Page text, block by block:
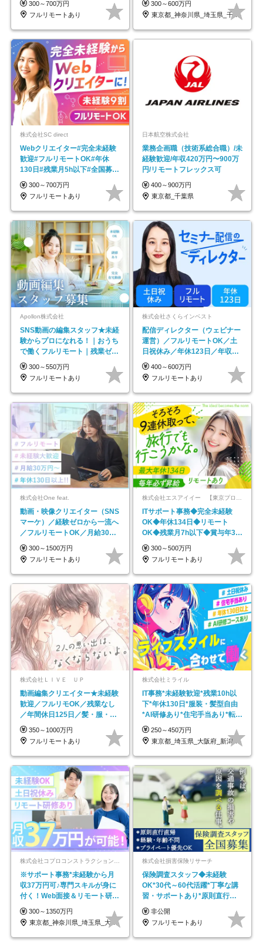
300～700万円
フルリモートあり
300～600万円
東京都_神奈川県_埼玉県_千葉県_大阪府…
株式会社SC direct
Webクリエイター#完全未経験
歓迎#フルリモートOK#年休
130日#残業月5h以下#全国募集
#最大1年の研修
300～700万円
フルリモートあり
日本航空株式会社
業務企画職（技術系総合職）/未
経験歓迎/年収420万円〜900万
円/リモートフレックス可
400～900万円
東京都_千葉県
Apollon株式会社
SNS動画の編集スタッフ★未経
験からプロになれる！｜おうち
で働くフルリモート｜残業ゼロ
で18時退勤◎
300～550万円
フルリモートあり
株式会社さくらインベスト
配信ディレクター（ウェビナー
運営）／フルリモートOK／土
日祝休み／年休123日／年収
600万円可
400～600万円
フルリモートあり
株式会社One feat.
動画・映像クリエイター（SNS
マーケ）／経験ゼロから一流へ
／フルリモートOK／月給30万
円～／年休130日以上
300～1500万円
フルリモートあり
ITサポート事務◆完全未経験
OK◆年休134日◆リモート
OK◆残業月7h以下◆賞与年3回
◆5年目まで必ず昇給
300～500万円
フルリモートあり
株式会社ＬＩＶＥ ＵＰ
動画編集クリエイター★未経験
歓迎／フルリモOK／残業なし
／年間休日125日／髪・服・ネ
イル自由／研修充実で安心
350～1000万円
フルリモートあり
株式会社ミライル
IT事務*未経験歓迎*残業10h以
下*年休130日*服装・髪型自由
*AI研修あり*住宅手当あり*転勤
なし
250～450万円
東京都_埼玉県_大阪府_新潟県_福岡県
※サポート事務*未経験から月
収37万円可♪専門スキルが身に
付く！Web面接＆リモート研修
も充実♪/a
300～1350万円
東京都_神奈川県_埼玉県_大阪府_愛知県…
株式会社損害保険リサーチ
保険調査スタッフ◆未経験
OK*30代～60代活躍*丁寧な講
習・サポートあり*原則直行直
帰／全国募集・業務委託
非公開
フルリモートあり